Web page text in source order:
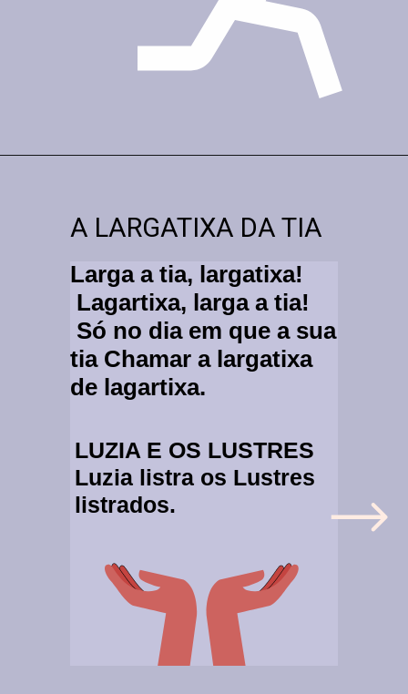
A LARGATIXA DA TIA
Larga a tia, largatixa!
Lagartixa, larga a tia!
Só no dia em que a sua
tia Chamar a largatixa
de lagartixa.
LUZIA E OS LUSTRES
Luzia listra os Lustres
listrados.